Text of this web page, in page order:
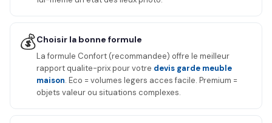
💰Choisir la bonne formule
La formule Confort (recommandee) offre le meilleur
rapport qualite-prix pour votre devis garde meuble
maison. Eco = volumes legers acces facile. Premium =
objets valeur ou situations complexes.